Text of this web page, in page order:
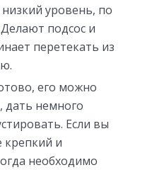
уровень, по
подсос и
перетекать из
его можно
дать немного
Если вы
крепкий и
необходимо